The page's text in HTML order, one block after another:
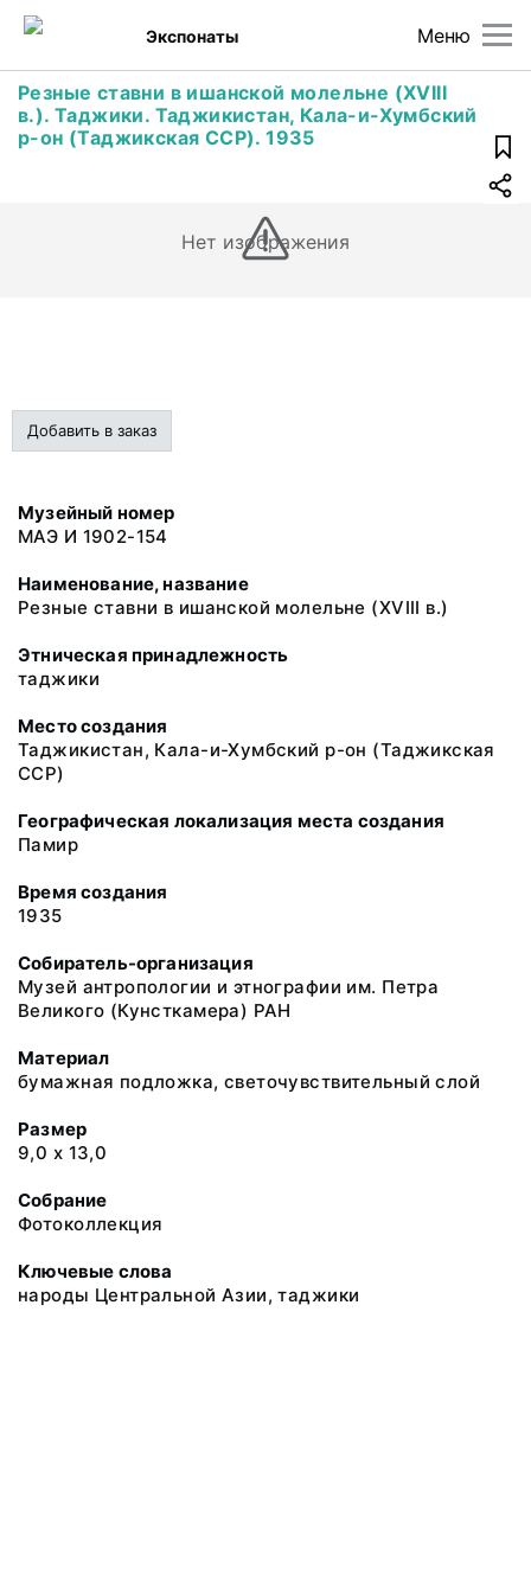
Меню
Экспонаты
Резные ставни в ишанской молельне (XVIII
в.). Таджики. Таджикистан, Кала-и-Хумбский
р-он (Таджикская ССР). 1935
Нет изображения
Добавить в заказ
Музейный номер
МАЭ И 1902-154
Наименование, название
Резные ставни в ишанской молельне (XVIII в.)
Этническая принадлежность
таджики
Место создания
Таджикистан, Кала-и-Хумбский р-он (Таджикская
ССР)
Географическая локализация места создания
Памир
Время создания
1935
Собиратель-организация
Музей антропологии и этнографии им. Петра
Великого (Кунсткамера) РАН
Материал
бумажная подложка, светочувствительный слой
Размер
9,0 х 13,0
Собрание
Фотоколлекция
Ключевые слова
народы Центральной Азии, таджики